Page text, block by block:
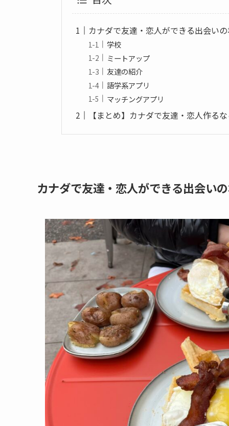
カナダで友達・恋人ができる出会い
学校
ミートアップ
友達の紹介
語学系アプリ
マッチングアプリ
【まとめ】カナダで友達・恋人作る
カナダで友達・恋人ができる出会い